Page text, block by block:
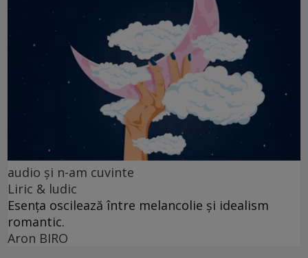
audio şi n-am cuvinte
Liric & ludic
Esența oscilează între melancolie și idealism
romantic.
Aron BIRO